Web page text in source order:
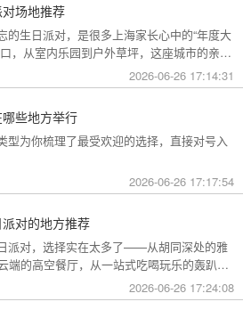
对场地推荐
的生日派对，是很多上海家长心中的“年度大
，从室内乐园到户外草坪，这座城市的亲子
来越丰富。不过场地多了，选择也成了难
型为你盘点了上海热门的儿童生日派对场
2026-06-26 17:14:31
些地方举行
型为你梳理了最受欢迎的选择，直接对号入
2026-06-26 17:17:54
对的地方推荐
派对，选择实在太多了——从胡同深处的雅
端的高空餐厅，从一站式吃喝玩乐的轰趴别
郊草坪。为了让你快速找到最心仪的那一
的场地分好了类，直接对号入座就行。
2026-06-26 17:24:08